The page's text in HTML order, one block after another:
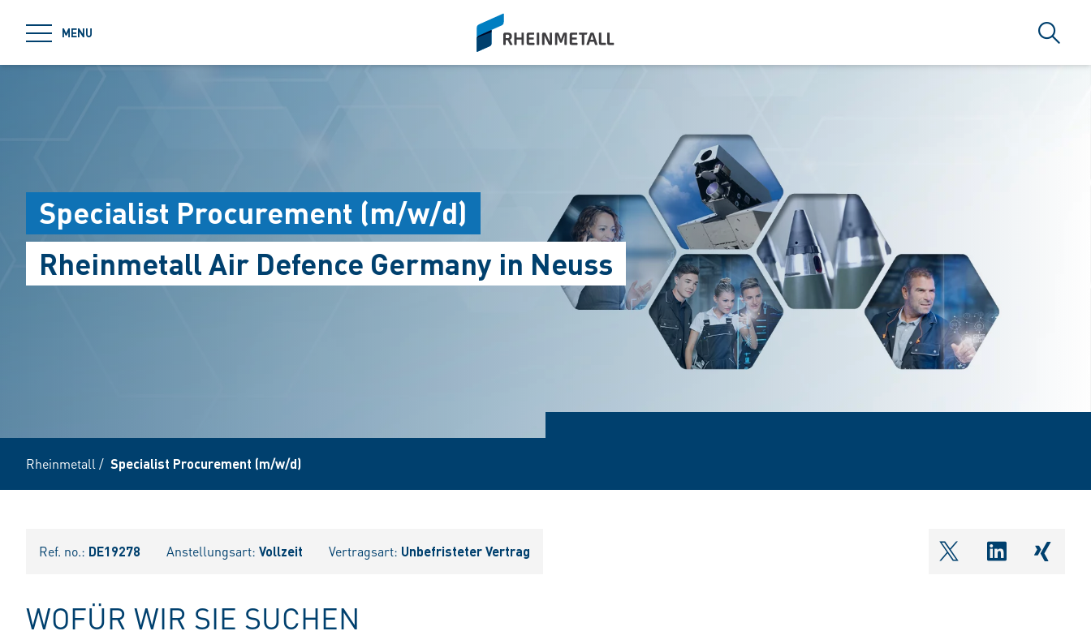
MENU
siteLogo
Search
Specialist Procurement (m/w/d)
Rheinmetall Air Defence Germany in Neuss
Rheinmetall / Specialist Procurement (m/w/d)
Ref. no.: DE19278 Anstellungsart: Vollzeit Vertragsart: Unbefristeter Vertrag shareOntwitter
WOFÜR WIR SIE SUCHEN